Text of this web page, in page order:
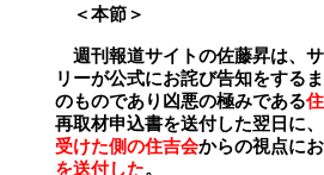
＜本節＞
週刊報道サイトの佐藤昇は、
リーが公式にお詫び告知をする
のものであり凶悪の極みである
再取材申込書を送付した翌日に
受けた側の住吉会からの視点に
を送付した。